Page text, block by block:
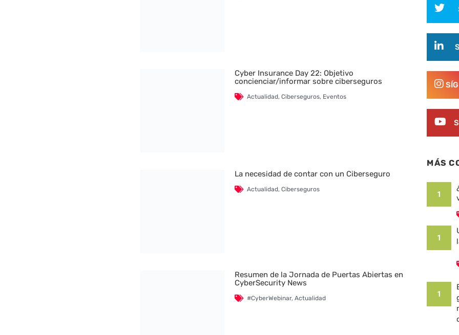
Cyber Insurance Day 22: Objetivo
concienciar/informar sobre ciberseguros
Actualidad, Ciberseguros, Eventos
La necesidad de contar con un Ciberseguro
Actualidad, Ciberseguros
Resumen de la Jornada de Puertas Abiertas en
CyberSecurity News
#CyberWebinar, Actualidad
MÁS
1
1
1